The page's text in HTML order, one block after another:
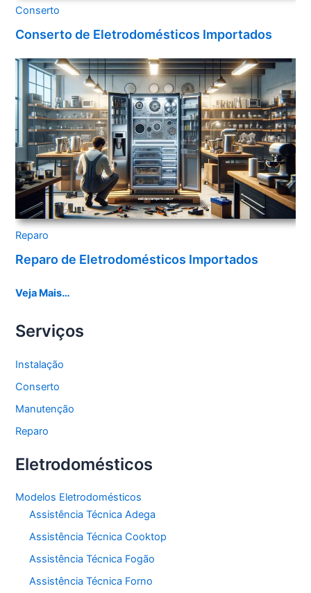
Conserto
Conserto de Eletrodomésticos Importados
Reparo
Reparo de Eletrodomésticos Importados
Veja Mais…
Serviços
Instalação
Conserto
Manutenção
Reparo
Eletrodomésticos
Modelos Eletrodomésticos
Assistência Técnica Adega
Assistência Técnica Cooktop
Assistência Técnica Fogão
Assistência Técnica Forno